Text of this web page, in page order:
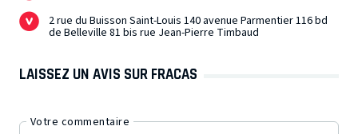
2 rue du Buisson Saint-Louis 140 avenue Parmentier 116 bd
de Belleville 81 bis rue Jean-Pierre Timbaud
LAISSEZ UN AVIS SUR FRACAS
Votre commentaire